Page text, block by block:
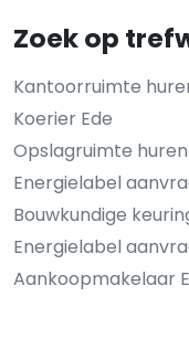
Zoek op
Kantoorruimte
Koerier Ede
Opslagruimte huren
Energielabel
Bouwkundige
Energielabel
Aankoopmakelaar